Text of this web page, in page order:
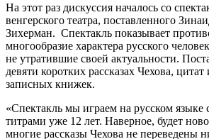
На этот раз дискуссия началось со
венгерского театра, поставленного
Зихерман. Спектакль показывает
многообразие характера русского
не утратившие своей актуальности.
девяти коротких рассказах Чехова,
записных книжек.
«Спектакль мы играем на русском языке
титрами уже 12 лет. Наверное, будет
многие рассказы Чехова не переведены